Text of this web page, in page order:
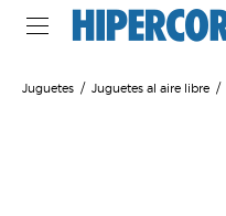
Juguetes Juguetes al aire libre